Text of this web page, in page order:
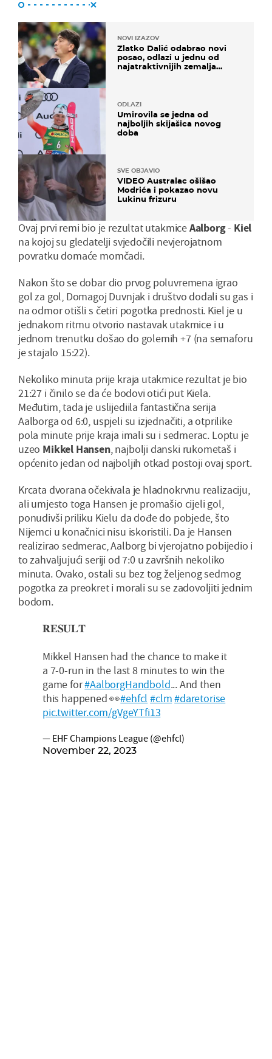
NOVI IZAZOV
Zlatko Dalić odabrao novi
posao, odlazi u jednu od
najatraktivnijih zemalja
ODLAZI
Umirovila se jedna od
najboljih skijašica novog
doba
SVE OBJAVIO
VIDEO Australac ošišao
Modrića i pokazao novu
Lukinu frizuru
Ovaj prvi remi bio je rezultat utakmiceAalborg- Kiel
na kojoj su gledatelji svjedočili nevjerojatnom
povratku domaće momčadi.
Nakon što se dobar dio prvog poluvremena igrao
gol za gol, Domagoj Duvnjak i društvo dodali su gas i
na odmor otišli s četiri pogotka prednosti. Kiel je u
jednakom ritmu otvorio nastavak utakmice i u
jednom trenutku došao do golemih +7 (na semaforu
je stajalo 15:22).
Nekoliko minuta prije kraja utakmice rezultat je bio
21:27 i činilo se da će bodovi otići put Kiela.
Međutim, tada je uslijediila fantastična serija
Aalborga od 6:0, uspjeli su izjednačiti, a otprilike
pola minute prije kraja imali su i sedmerac. Loptu je
uzeo Mikkel Hansen, najbolji danski rukometaš i
općenito jedan od najboljih otkad postoji ovaj sport.
Krcata dvorana očekivala je hladnokrvnu realizaciju,
ali umjesto toga Hansen je promašio cijeli gol,
ponudivši priliku Kielu da dođe do pobjede, što
Nijemci u konačnici nisu iskoristili. Da je Hansen
realizirao sedmerac, Aalborg bi vjerojatno pobijedio i
to zahvaljujući seriji od 7:0 u završnih nekoliko
minuta. Ovako, ostali su bez tog željenog sedmog
pogotka za preokret i morali su se zadovoljiti jednim
bodom.
𝐑𝐄𝐒𝐔𝐋𝐓
Mikkel Hansen had the chance to make it
a 7-0-run in the last 8 minutes to win the
game for#AalborgHandbold... And then
this happened 👀#ehfcl #clm#daretorise
pic.twitter.com/gVgeYTfi13
— EHF Champions League (@ehfcl)
November 22, 2023